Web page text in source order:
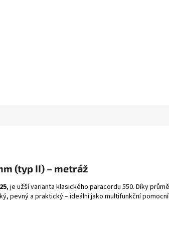
(typ II) – metráž
, je užší varianta klasického paracordu 550. Díky
pevný a praktický – ideální jako multifunkční